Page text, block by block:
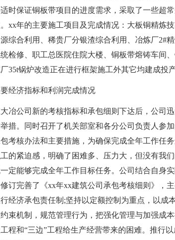
时保证铜板带项目的进度需求，采取了一些超
xx年的主要施工项目及完成情况：大板铜精炼
综合利用、稀贵厂分银渣综合利用、冶炼厂2#
检修、职工总医院住院大楼、铜板带熔铸车间
35t锅炉改造正在进行框架施工外其它均建成投
经济指标和利润完成情况
冶公司新的考核指标和承包细则下达后，公司
措。同时召开了机关部室和各分公司负责人参
考核办法和主要措施，为确保完成全年工作任
的紧迫感，明确了困难多、压力大，但没有我
定能够完成全年工作目标任务。公司结合自身
修订完善了《xx年xx建筑公司承包考核细则》，
经济承包责任制;坚持以定额控制为重点，以成
束机制，规范管理行为，把强化管理与加强成
程和“三边”工程给生产经营带来的困难。推行